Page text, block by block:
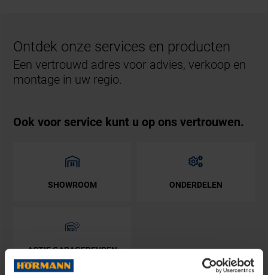
Ontdek onze services en producten
Een vertrouwd adres voor advies, verkoop en
montage in uw regio.
Ook voor service kunt u op ons vertrouwen.
SHOWROOM ONDERDELEN
ACTIE GARAGEDEUREN